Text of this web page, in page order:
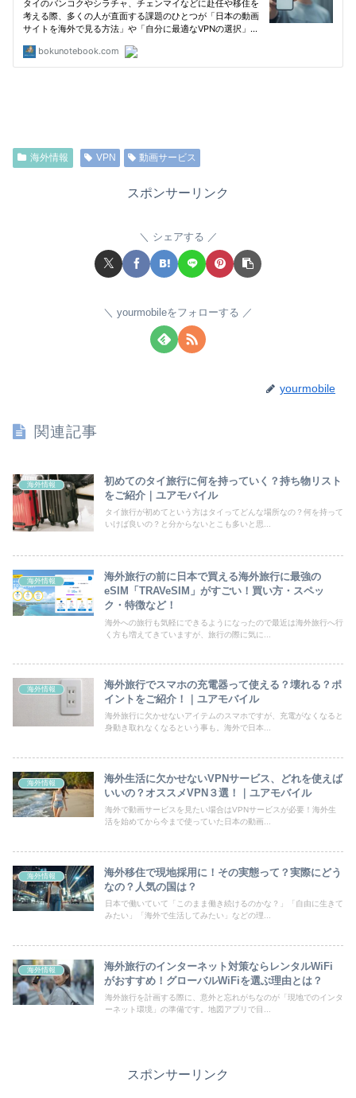
海外情報 VPN 動画サービス
スポンサーリンク
シェアする
yourmobileをフォローする
yourmobile
関連記事
海外情報
初めてのタイ旅行に何を持っていく？持ち物リスト
をご紹介｜ユアモバイル
タイ旅行が初めてという方はタイってどんな場所なの？何を持って
いけば良いの？と分からないとこも多いと思...
海外情報
海外旅行の前に日本で買える海外旅行に最強の
eSIM「TRAVeSIM」がすごい！買い方・スペッ
ク・特徴など！
海外への旅行も気軽にできるようになったので最近は海外旅行へ行
く方も増えてきていますが、旅行の際に気に...
海外情報
海外旅行でスマホの充電器って使える？壊れる？ポ
イントをご紹介！｜ユアモバイル
海外旅行に欠かせないアイテムのスマホですが、充電がなくなると
身動き取れなくなるという事も。海外で日本...
海外情報
海外生活に欠かせないVPNサービス、どれを使えば
いいの？オススメVPN３選！｜ユアモバイル
海外で動画サービスを見たい場合はVPNサービスが必要！海外生
活を始めてから今まで使っていた日本の動画...
海外情報
海外移住で現地採用に！その実態って？実際にどう
なの？人気の国は？
日本で働いていて「このまま働き続けるのかな？」「自由に生きて
みたい」「海外で生活してみたい」などの理...
海外情報
海外旅行のインターネット対策ならレンタルWiFi
がおすすめ！グローバルWiFiを選ぶ理由とは？
海外旅行を計画する際に、意外と忘れがちなのが「現地でのインタ
ーネット環境」の準備です。地図アプリで目...
スポンサーリンク